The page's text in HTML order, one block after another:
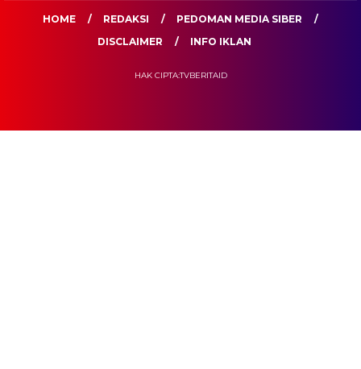
HOME REDAKSI
PEDOMAN MEDIA SIBER
DISCLAIMER
INFO IKLAN
HAK CIPTA:TVBERITAID